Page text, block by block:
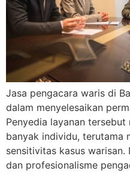
Jasa pengacara waris di
dalam menyelesaikan
Penyedia layanan
banyak individu, terutama
sensitivitas kasus
dan profesionalisme